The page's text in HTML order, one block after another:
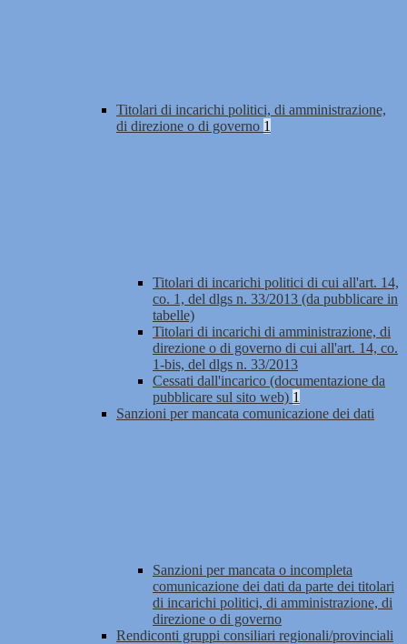
Titolari di incarichi politici, di amministrazione,
di direzione o di governo 1
Titolari di incarichi politici di cui all'art. 14,
co. 1, del dlgs n. 33/2013 (da pubblicare in
tabelle)
Titolari di incarichi di amministrazione, di
direzione o di governo di cui all'art. 14, co.
1-bis, del dlgs n. 33/2013
Cessati dall'incarico (documentazione da
pubblicare sul sito web) 1
Sanzioni per mancata comunicazione dei dati
Sanzioni per mancata o incompleta
comunicazione dei dati da parte dei titolari
di incarichi politici, di amministrazione, di
direzione o di governo
Rendiconti gruppi consiliari regionali/provinciali